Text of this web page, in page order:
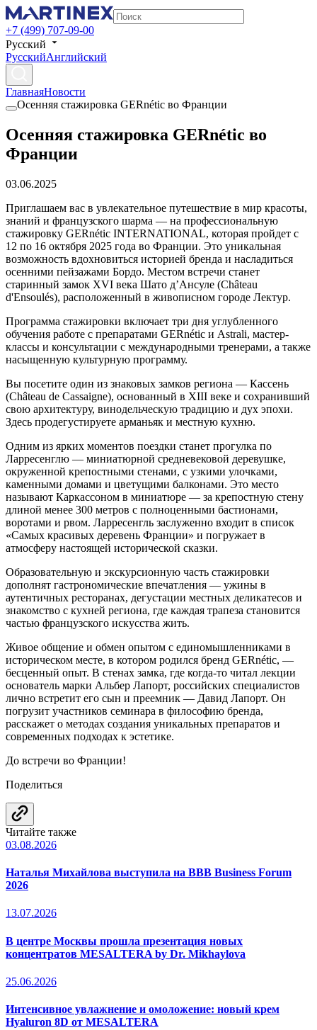
+7 (499) 707-09-00
Русский
РусскийАнглийский
ГлавнаяНовости
Осенняя cтажировка GERnétic во Франции
Осенняя cтажировка GERnétic во
Франции
03.06.2025
Приглашаем вас в увлекательное путешествие в мир красоты,
знаний и французского шарма — на профессиональную
стажировку GERnétic INTERNATIONAL, которая пройдет с
12 по 16 октября 2025 года во Франции. Это уникальная
возможность вдохновиться историей бренда и насладиться
осенними пейзажами Бордо. Местом встречи станет
старинный замок XVI века Шато д’Ансуле (Château
d'Ensoulés), расположенный в живописном городе Лектур.
Программа стажировки включает три дня углубленного
обучения работе с препаратами GERnétic и Astrali, мастер-
классы и консультации с международными тренерами, а также
насыщенную культурную программу.
Вы посетите один из знаковых замков региона — Кассень
(Château de Cassaigne), основанный в XIII веке и сохранивший
свою архитектуру, винодельческую традицию и дух эпохи.
Здесь продегустируете арманьяк и местную кухню.
Одним из ярких моментов поездки станет прогулка по
Ларресенглю — миниатюрной средневековой деревушке,
окруженной крепостными стенами, с узкими улочками,
каменными домами и цветущими балконами. Это место
называют Каркассоном в миниатюре — за крепостную стену
длиной менее 300 метров с полноценными бастионами,
воротами и рвом. Ларресенгль заслуженно входит в список
«Самых красивых деревень Франции» и погружает в
атмосферу настоящей исторической сказки.
Образовательную и экскурсионную часть стажировки
дополнят гастрономические впечатления — ужины в
аутентичных ресторанах, дегустации местных деликатесов и
знакомство с кухней региона, где каждая трапеза становится
частью французского искусства жить.
Живое общение и обмен опытом с единомышленниками в
историческом месте, в котором родился бренд GERnétic, —
бесценный опыт. В стенах замка, где когда-то читал лекции
основатель марки Альбер Лапорт, российских специалистов
лично встретит его сын и преемник — Давид Лапорт. Он
погрузит участников семинара в философию бренда,
расскажет о методах создания уникальных препаратов и
современных подходах к эстетике.
До встречи во Франции!
Поделиться
Читайте также
03.08.2026
Наталья Михайлова выступила на BBB Business Forum
2026
13.07.2026
В центре Москвы прошла презентация новых
концентратов MESALTERA by Dr. Mikhaylova
25.06.2026
Интенсивное увлажнение и омоложение: новый крем
Hyaluron 8D от MESALTERA